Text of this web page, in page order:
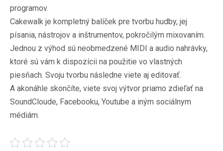
programov.
Cakewalk je kompletný balíček pre tvorbu hudby, jej
písania, nástrojov a inštrumentov, pokročilým mixovaním.
Jednou z výhod sú neobmedzené MIDI a audio nahrávky,
ktoré sú vám k dispozícii na použitie vo vlastných
piesňach. Svoju tvorbu následne viete aj editovať.
A akonáhle skončíte, viete svoj výtvor priamo zdieľať na
SoundCloude, Facebooku, Youtube a iným sociálnym
médiám.